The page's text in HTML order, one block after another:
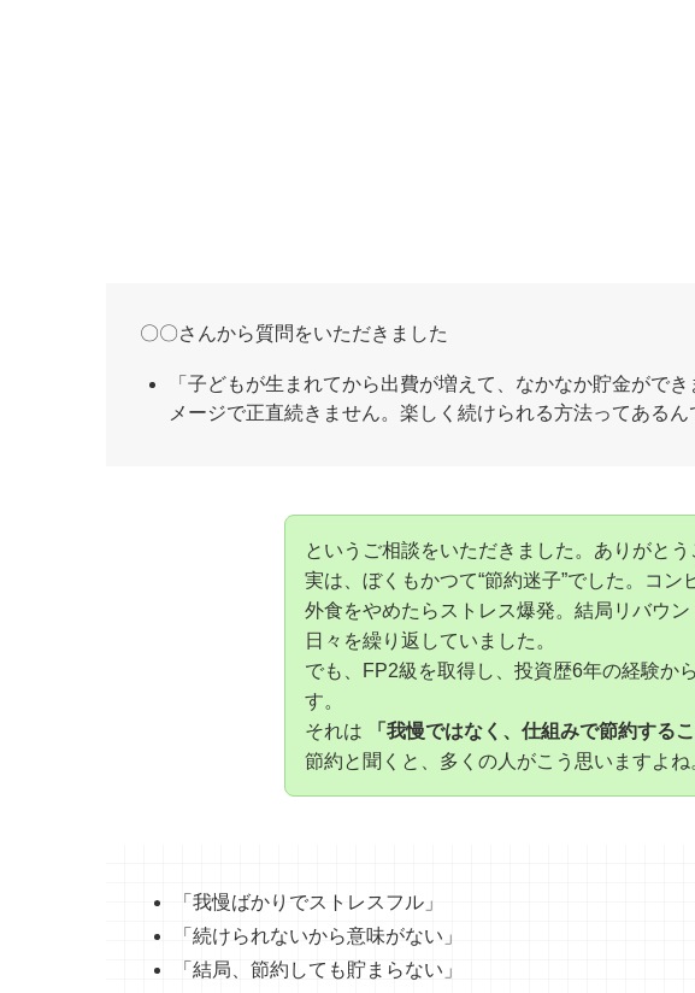
〇〇さんから質問をいただきました
「子どもが生まれてから出費が増えて、なかなか貯金がで
メージで正直続きません。楽しく続けられる方法ってあるん
というご相談をいただきました。ありがとう
実は、ぼくもかつて“節約迷子”でした。コン
外食をやめたらストレス爆発。結局リバウ
日々を繰り返していました。
でも、FP2級を取得し、投資歴6年の経験か
す。
それは
「我慢ではなく、仕組みで節約するこ
節約と聞くと、多くの人がこう思いますよね
「我慢ばかりでストレスフル」
「続けられないから意味がない」
「結局、節約しても貯まらない」